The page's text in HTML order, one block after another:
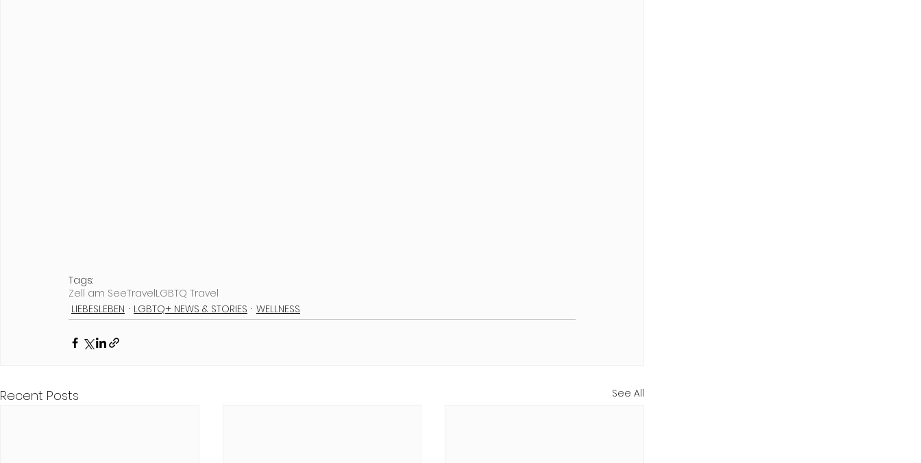
Tags:
Zell am SeeTravelLGBTQ Travel
LIEBESLEBEN
LGBTQ+ NEWS & STORIES WELLNESS
Recent Posts See All